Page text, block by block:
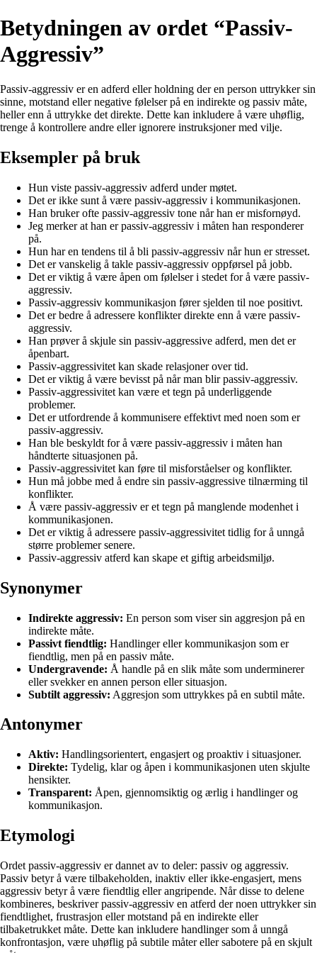
Betydningen av ordet “Passiv-
Aggressiv”
Passiv-aggressiv er en adferd eller holdning der en person uttrykker sin
sinne, motstand eller negative følelser på en indirekte og passiv måte,
heller enn å uttrykke det direkte. Dette kan inkludere å være uhøflig,
trenge å kontrollere andre eller ignorere instruksjoner med vilje.
Eksempler på bruk
Hun viste passiv-aggressiv adferd under møtet.
Det er ikke sunt å være passiv-aggressiv i kommunikasjonen.
Han bruker ofte passiv-aggressiv tone når han er misfornøyd.
Jeg merker at han er passiv-aggressiv i måten han responderer
på.
Hun har en tendens til å bli passiv-aggressiv når hun er stresset.
Det er vanskelig å takle passiv-aggressiv oppførsel på jobb.
Det er viktig å være åpen om følelser i stedet for å være passiv-
aggressiv.
Passiv-aggressiv kommunikasjon fører sjelden til noe positivt.
Det er bedre å adressere konflikter direkte enn å være passiv-
aggressiv.
Han prøver å skjule sin passiv-aggressive adferd, men det er
åpenbart.
Passiv-aggressivitet kan skade relasjoner over tid.
Det er viktig å være bevisst på når man blir passiv-aggressiv.
Passiv-aggressivitet kan være et tegn på underliggende
problemer.
Det er utfordrende å kommunisere effektivt med noen som er
passiv-aggressiv.
Han ble beskyldt for å være passiv-aggressiv i måten han
håndterte situasjonen på.
Passiv-aggressivitet kan føre til misforståelser og konflikter.
Hun må jobbe med å endre sin passiv-aggressive tilnærming til
konflikter.
Å være passiv-aggressiv er et tegn på manglende modenhet i
kommunikasjonen.
Det er viktig å adressere passiv-aggressivitet tidlig for å unngå
større problemer senere.
Passiv-aggressiv atferd kan skape et giftig arbeidsmiljø.
Synonymer
Indirekte aggressiv: En person som viser sin aggresjon på en
indirekte måte.
Passivt fiendtlig: Handlinger eller kommunikasjon som er
fiendtlig, men på en passiv måte.
Undergravende: Å handle på en slik måte som underminerer
eller svekker en annen person eller situasjon.
Subtilt aggressiv: Aggresjon som uttrykkes på en subtil måte.
Antonymer
Aktiv: Handlingsorientert, engasjert og proaktiv i situasjoner.
Direkte: Tydelig, klar og åpen i kommunikasjonen uten skjulte
hensikter.
Transparent: Åpen, gjennomsiktig og ærlig i handlinger og
kommunikasjon.
Etymologi
Ordet passiv-aggressiv er dannet av to deler: passiv og aggressiv.
Passiv betyr å være tilbakeholden, inaktiv eller ikke-engasjert, mens
aggressiv betyr å være fiendtlig eller angripende. Når disse to delene
kombineres, beskriver passiv-aggressiv en atferd der noen uttrykker sin
fiendtlighet, frustrasjon eller motstand på en indirekte eller
tilbaketrukket måte. Dette kan inkludere handlinger som å unngå
konfrontasjon, være uhøflig på subtile måter eller sabotere på en skjult